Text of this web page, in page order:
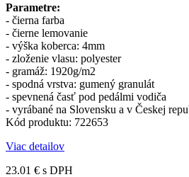
Parametre:
- čierna farba
- čierne lemovanie
- výška koberca: 4mm
- zloženie vlasu: polyester
- gramáž: 1920g/m2
- spodná vrstva: gumený granulát
- spevnená časť pod pedálmi vodiča
- vyrábané na Slovensku a v Českej
Kód produktu: 722653
Viac detailov
23.01 € s DPH